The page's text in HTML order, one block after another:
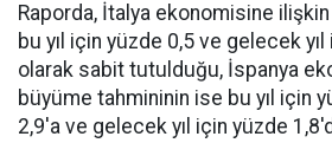
Raporda, İtalya ekonomisine
bu yıl için yüzde 0,5 ve gelecek
olarak sabit tutulduğu, İspanya
büyüme tahmininin ise bu yıl için
2,9'a ve gelecek yıl için yüzde